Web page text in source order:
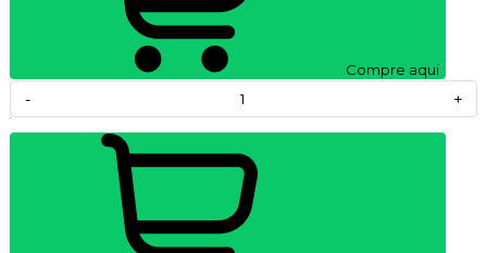
Compre aqui
- +